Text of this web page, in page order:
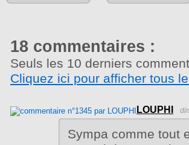
18 commentaires :
Seuls les 10 derniers
Cliquez ici pour afficher tous
LOUPHI
Sympa comme tout